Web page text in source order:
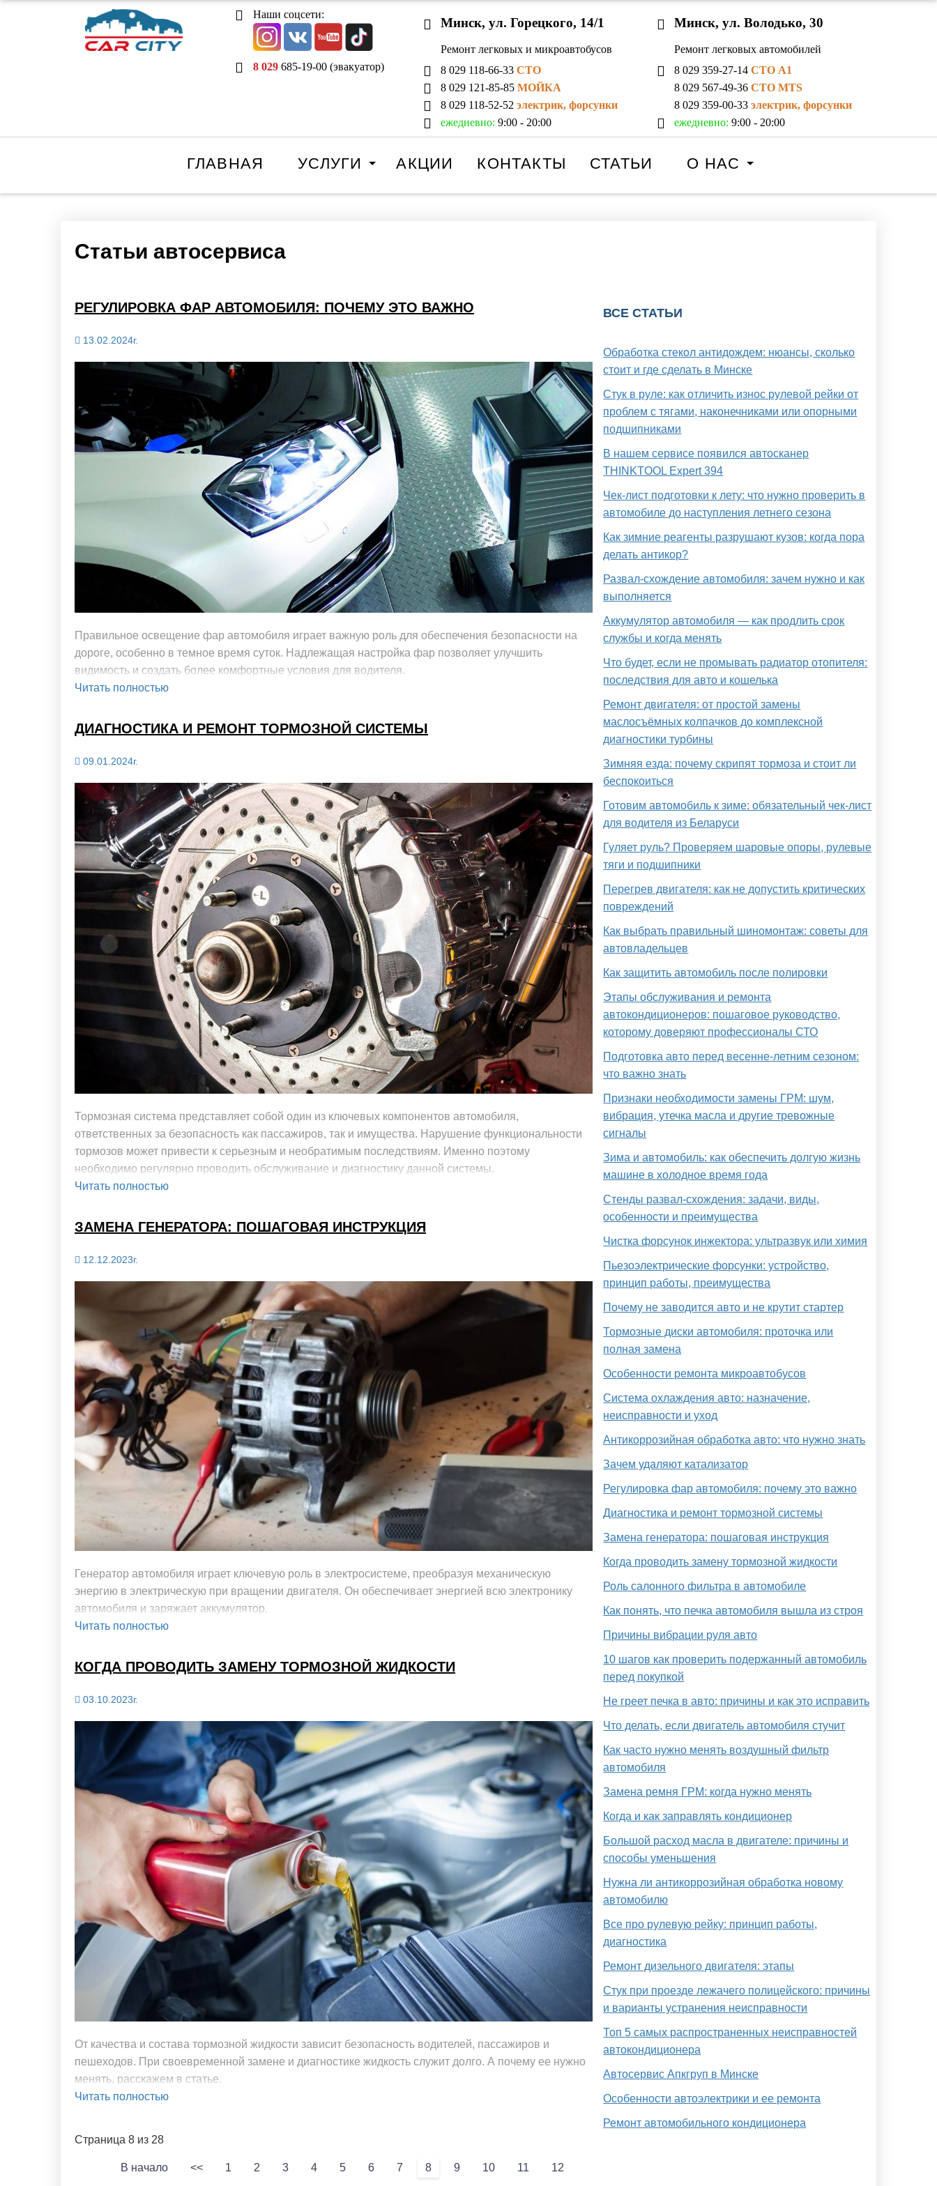
Наши соцсети:
8 029 685-19-00 (эвакуатор)
Минск, ул. Горецкого, 14/1
Ремонт легковых и микроавтобусов
8 029 118-66-33СТО
8 029 121-85-85МОЙКА
8 029 118-52-52электрик, форсунки
ежедневно:9:00 - 20:00
Минск, ул. Володько, 30
Ремонт легковых автомобилей
8 029 359-27-14СТО A1
8 029 567-49-36СТО MTS
8 029 359-00-33электрик, форсунки
ежедневно:9:00 - 20:00
ГЛАВНАЯ УСЛУГИ АКЦИИ КОНТАКТЫ СТАТЬИ О НАС
Статьи автосервиса
РЕГУЛИРОВКА ФАР АВТОМОБИЛЯ: ПОЧЕМУ ЭТО ВАЖНО
13.02.2024г.
Правильное освещение фар автомобиля играет важную роль для обеспечения безопасности на
дороге, особенно в темное время суток. Надлежащая настройка фар позволяет улучшить
видимость и создать более комфортные условия для водителя.
Читать полностью
ДИАГНОСТИКА И РЕМОНТ ТОРМОЗНОЙ СИСТЕМЫ
09.01.2024г.
Тормозная система представляет собой один из ключевых компонентов автомобиля,
ответственных за безопасность как пассажиров, так и имущества. Нарушение функциональности
тормозов может привести к серьезным и необратимым последствиям. Именно поэтому
необходимо регулярно проводить обслуживание и диагностику данной системы.
Читать полностью
ЗАМЕНА ГЕНЕРАТОРА: ПОШАГОВАЯ ИНСТРУКЦИЯ
12.12.2023г.
Генератор автомобиля играет ключевую роль в электросистеме, преобразуя механическую
энергию в электрическую при вращении двигателя. Он обеспечивает энергией всю электронику
автомобиля и заряжает аккумулятор.
Читать полностью
КОГДА ПРОВОДИТЬ ЗАМЕНУ ТОРМОЗНОЙ ЖИДКОСТИ
03.10.2023г.
От качества и состава тормозной жидкости зависит безопасность водителей, пассажиров и
пешеходов. При своевременной замене и диагностике жидкость служит долго. А почему ее нужно
менять, расскажем в статье.
Читать полностью
Страница 8 из 28
В начало << 1 2 3 4 5 6 7 8 9 10 11 12
ВСЕ СТАТЬИ
Обработка стекол антидождем: нюансы, сколько
стоит и где сделать в Минске
Стук в руле: как отличить износ рулевой рейки от
проблем с тягами, наконечниками или опорными
подшипниками
В нашем сервисе появился автосканер
THINKTOOL Expert 394
Чек-лист подготовки к лету: что нужно проверить в
автомобиле до наступления летнего сезона
Как зимние реагенты разрушают кузов: когда пора
делать антикор?
Развал-схождение автомобиля: зачем нужно и как
выполняется
Аккумулятор автомобиля — как продлить срок
службы и когда менять
Что будет, если не промывать радиатор отопителя:
последствия для авто и кошелька
Ремонт двигателя: от простой замены
маслосъёмных колпачков до комплексной
диагностики турбины
Зимняя езда: почему скрипят тормоза и стоит ли
беспокоиться
Готовим автомобиль к зиме: обязательный чек-лист
для водителя из Беларуси
Гуляет руль? Проверяем шаровые опоры, рулевые
тяги и подшипники
Перегрев двигателя: как не допустить критических
повреждений
Как выбрать правильный шиномонтаж: советы для
автовладельцев
Как защитить автомобиль после полировки
Этапы обслуживания и ремонта
автокондиционеров: пошаговое руководство,
которому доверяют профессионалы СТО
Подготовка авто перед весенне-летним сезоном:
что важно знать
Признаки необходимости замены ГРМ: шум,
вибрация, утечка масла и другие тревожные
сигналы
Зима и автомобиль: как обеспечить долгую жизнь
машине в холодное время года
Стенды развал-схождения: задачи, виды,
особенности и преимущества
Чистка форсунок инжектора: ультразвук или химия
Пьезоэлектрические форсунки: устройство,
принцип работы, преимущества
Почему не заводится авто и не крутит стартер
Тормозные диски автомобиля: проточка или
полная замена
Особенности ремонта микроавтобусов
Система охлаждения авто: назначение,
неисправности и уход
Антикоррозийная обработка авто: что нужно знать
Зачем удаляют катализатор
Регулировка фар автомобиля: почему это важно
Диагностика и ремонт тормозной системы
Замена генератора: пошаговая инструкция
Когда проводить замену тормозной жидкости
Роль салонного фильтра в автомобиле
Как понять, что печка автомобиля вышла из строя
Причины вибрации руля авто
10 шагов как проверить подержанный автомобиль
перед покупкой
Не греет печка в авто: причины и как это исправить
Что делать, если двигатель автомобиля стучит
Как часто нужно менять воздушный фильтр
автомобиля
Замена ремня ГРМ: когда нужно менять
Когда и как заправлять кондиционер
Большой расход масла в двигателе: причины и
способы уменьшения
Нужна ли антикоррозийная обработка новому
автомобилю
Все про рулевую рейку: принцип работы,
диагностика
Ремонт дизельного двигателя: этапы
Стук при проезде лежачего полицейского: причины
и варианты устранения неисправности
Топ 5 самых распространенных неисправностей
автокондиционера
Автосервис Апкгруп в Минске
Особенности автоэлектрики и ее ремонта
Ремонт автомобильного кондиционера